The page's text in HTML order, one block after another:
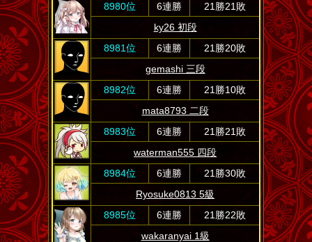
8980位
6連勝
21勝21敗
ky26 初段
8981位
6連勝
21勝20敗
gemashi 三段
8982位
6連勝
21勝10敗
mata8793 二段
8983位
6連勝
21勝21敗
waterman555 四段
8984位
6連勝
21勝30敗
Ryosuke0813 5級
8985位
6連勝
21勝22敗
wakaranyai 1級